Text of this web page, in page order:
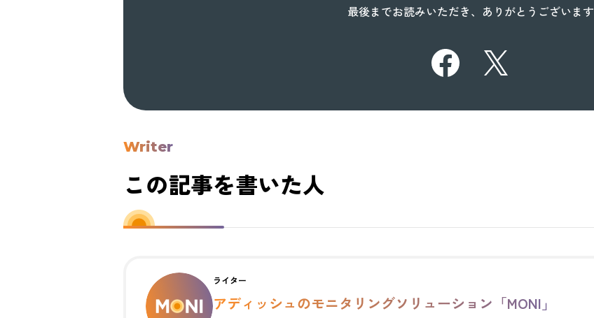
最後までお読みいただき、ありがとうございます
Writer
この記事を書いた人
ライター
アディッシュのモニタリングソリューション「MONI」